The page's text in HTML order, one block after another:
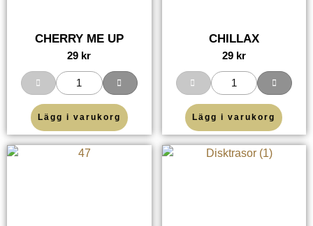
CHERRY ME UP
29 kr
Lägg i varukorg
CHILLAX
29 kr
Lägg i varukorg